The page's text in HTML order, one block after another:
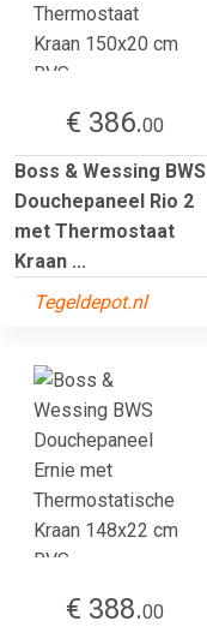
€ 386.00
Boss & Wessing BWS
Douchepaneel Rio 2
met Thermostaat
Kraan ...
Tegeldepot.nl
€ 388.00